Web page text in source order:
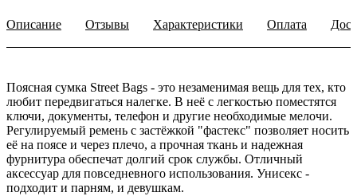
Описание Отзывы Характеристики Оплата
Поясная сумка Street Bags - это незаменимая вещь для тех, кто
любит передвигаться налегке. В неё с легкостью поместятся
ключи, документы, телефон и другие необходимые мелочи.
Регулируемый ремень с застёжкой "фастекс" позволяет носить
её на поясе и через плечо, а прочная ткань и надежная
фурнитура обеспечат долгий срок службы. Отличный
аксессуар для повседневного использования. Унисекс -
подходит и парням, и девушкам.